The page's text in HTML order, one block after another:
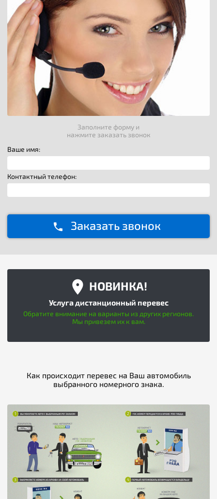
Заполните форму и
нажмите заказать звонок
Ваше имя:
Контактный телефон:
Заказать звонок
НОВИНКА!
Услуга дистанционный перевес
Обратите внимание на варианты из других регионов.
Мы привезем их к вам.
Как происходит перевес на Ваш автомобиль
выбранного номерного знака.